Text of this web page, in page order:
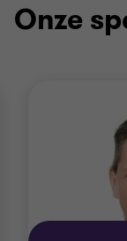
Onze